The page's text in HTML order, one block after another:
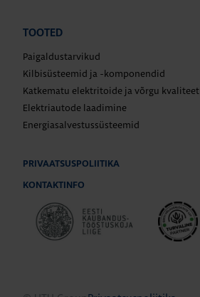
TOOTED
Paigaldustarvikud
Kilbisüsteemid ja -komponendid
Katkematu elektritoide ja võrgu kvaliteet
Elektriautode laadimine
Energiasalvestussüsteemid
PRIVAATSUSPOLIITIKA
KONTAKTINFO